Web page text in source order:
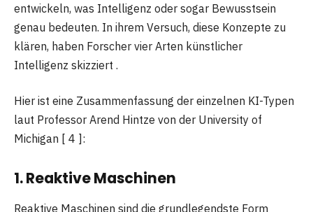
entwickeln, was Intelligenz oder sogar Bewusstsein
genau bedeuten. In ihrem Versuch, diese Konzepte zu
klären, haben Forscher vier Arten künstlicher
Intelligenz skizziert .
Hier ist eine Zusammenfassung der einzelnen KI-Typen
laut Professor Arend Hintze von der University of
Michigan [ 4 ]:
1. Reaktive Maschinen
Reaktive Maschinen sind die grundlegendste Form